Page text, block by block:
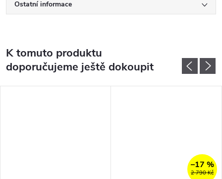
Ostatní informace
K tomuto produktu
doporučujeme ještě dokoupit
2 790 Kč
–17 %